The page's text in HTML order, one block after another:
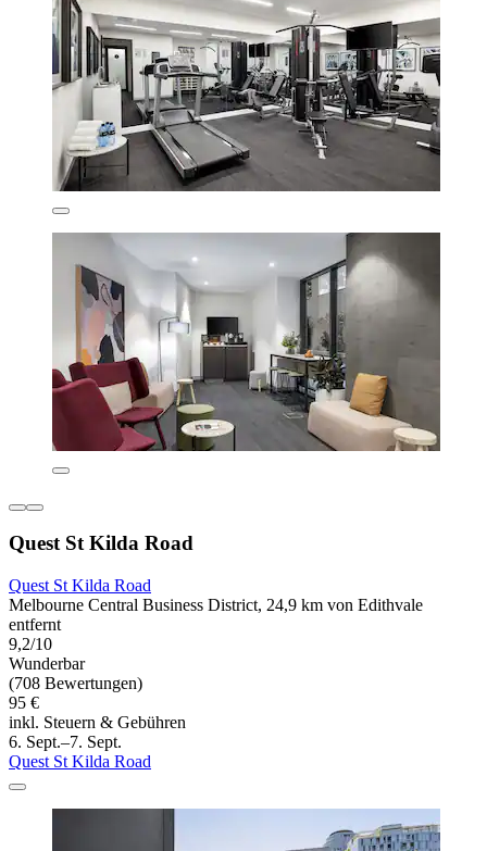
Quest St Kilda Road
Quest St Kilda Road
Melbourne Central Business District, 24,9 km von Edithvale
entfernt
9,2/10
Wunderbar
(708 Bewertungen)
95 €
inkl. Steuern & Gebühren
6. Sept.–7. Sept.
Quest St Kilda Road